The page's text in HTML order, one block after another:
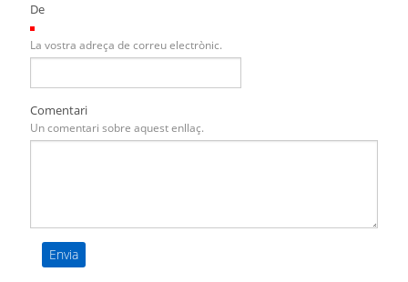
De
La vostra adreça de correu electrònic.
Comentari
Un comentari sobre aquest enllaç.